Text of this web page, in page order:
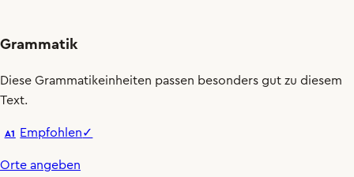
Grammatik
Diese Grammatikeinheiten passen besonders gut zu diesem
Text.
A1 Empfohlen✓
Orte angeben